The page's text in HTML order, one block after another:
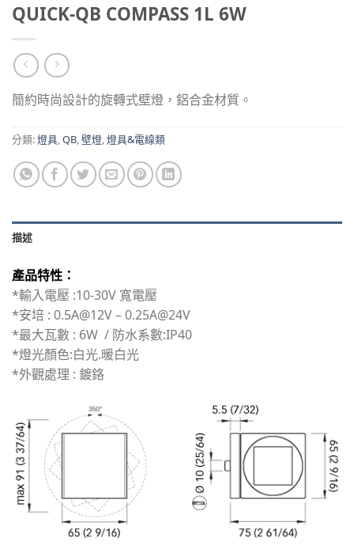
QUICK-QB COMPASS 1L 6W
簡約時尚設計的旋轉式壁燈，鋁合金材質。
分類:燈具,QB,壁燈,燈具&電線類
描述
產品特性：
*輸入電壓 :10-30V 寬電壓
*安培 : 0.5A@12V – 0.25A@24V
*最大瓦數 : 6W / 防水系數:IP40
*燈光顏色:白光.暖白光
*外觀處理 : 鍍鉻